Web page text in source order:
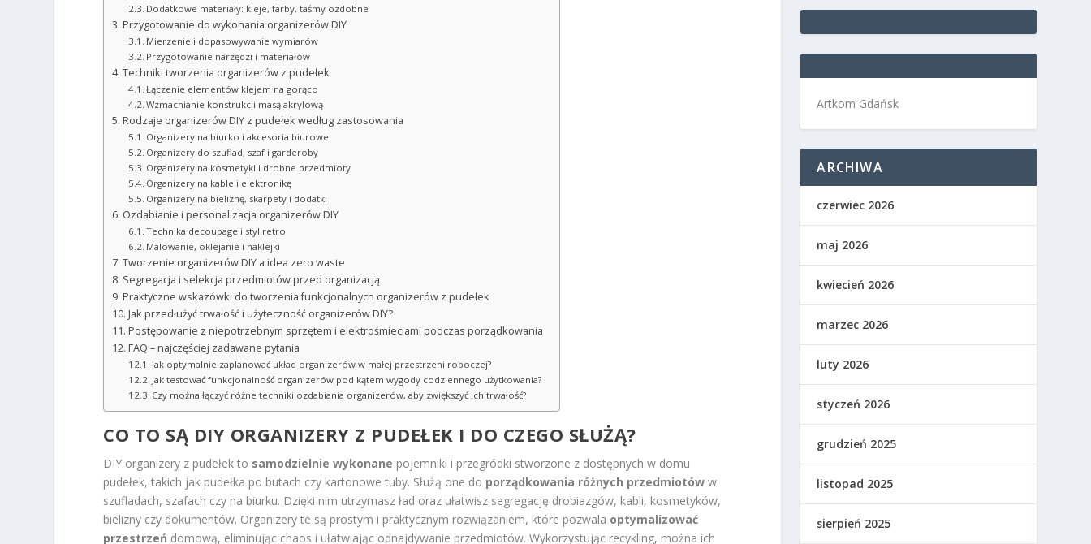
Dodatkowe materiały: kleje, farby, taśmy ozdobne
Przygotowanie do wykonania organizerów DIY
Mierzenie i dopasowywanie wymiarów
Przygotowanie narzędzi i materiałów
Techniki tworzenia organizerów z pudełek
Łączenie elementów klejem na gorąco
Wzmacnianie konstrukcji masą akrylową
Rodzaje organizerów DIY z pudełek według zastosowania
Organizery na biurko i akcesoria biurowe
Organizery do szuflad, szaf i garderoby
Organizery na kosmetyki i drobne przedmioty
Organizery na kable i elektronikę
Organizery na bieliznę, skarpety i dodatki
Ozdabianie i personalizacja organizerów DIY
Technika decoupage i styl retro
Malowanie, oklejanie i naklejki
Tworzenie organizerów DIY a idea zero waste
Segregacja i selekcja przedmiotów przed organizacją
Praktyczne wskazówki do tworzenia funkcjonalnych organizerów z pudełek
Jak przedłużyć trwałość i użyteczność organizerów DIY?
Postępowanie z niepotrzebnym sprzętem i elektrośmieciami podczas porządkowania
FAQ – najczęściej zadawane pytania
Jak optymalnie zaplanować układ organizerów w małej przestrzeni roboczej?
Jak testować funkcjonalność organizerów pod kątem wygody codziennego użytkowania?
Czy można łączyć różne techniki ozdabiania organizerów, aby zwiększyć ich trwałość?
CO TO SĄ DIY ORGANIZERY Z PUDEŁEK I DO CZEGO SŁUŻĄ?
DIY organizery z pudełek to samodzielnie wykonane pojemniki i przegródki stworzone z dostępnych w domu
pudełek, takich jak pudełka po butach czy kartonowe tuby. Służą one do porządkowania różnych przedmiotów w
szufladach, szafach czy na biurku. Dzięki nim utrzymasz ład oraz ułatwisz segregację drobiazgów, kabli, kosmetyków,
bielizny czy dokumentów. Organizery te są prostym i praktycznym rozwiązaniem, które pozwala optymalizować
przestrzeń domową, eliminując chaos i ułatwiając odnajdywanie przedmiotów. Wykorzystując recykling, można ich
Artkom Gdańsk
ARCHIWA
czerwiec 2026
maj 2026
kwiecień 2026
marzec 2026
luty 2026
styczeń 2026
grudzień 2025
listopad 2025
sierpień 2025